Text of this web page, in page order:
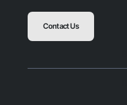
Contact Us